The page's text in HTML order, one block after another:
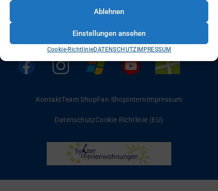
Ablehnen
Einstellungen ansehen
Cookie-RichtlinieDATENSCHUTZ IMPRESSUM
KontaktTeam ShopFan ShopInternImpressum
DatenschutzCookie Richtlinie (EU)